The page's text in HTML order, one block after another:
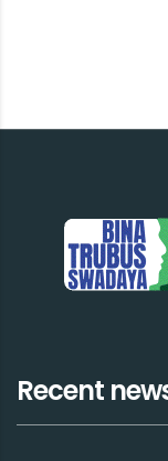
Recent